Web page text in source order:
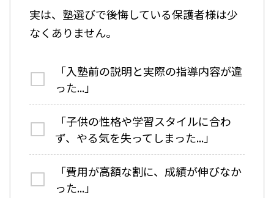
実は、塾選びで後悔している保護者様は少
なくありません。
「入塾前の説明と実際の指導内容が違
った...」
「子供の性格や学習スタイルに合わ
ず、やる気を失ってしまった...」
「費用が高額な割に、成績が伸びなか
った...」